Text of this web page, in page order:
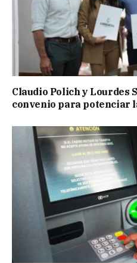
Claudio Polich y Lourdes
convenio para potenciar